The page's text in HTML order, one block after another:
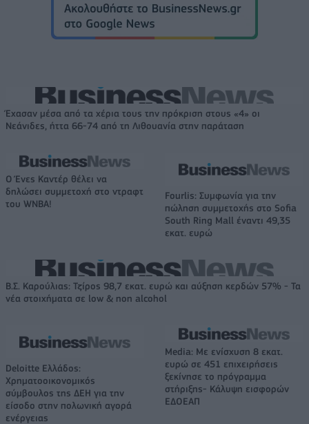
Έχασαν μέσα από τα χέρια τους την πρόκριση στους «4» οι
Νεάνιδες, ήττα 66-74 από τη Λιθουανία στην παράταση
Ο Ένες Καντέρ θέλει να
δηλώσει συμμετοχή στο ντραφτ
του WNBA!
Fourlis: Συμφωνία για την
πώληση συμμετοχής στο Sofia
South Ring Mall έναντι 49,35
εκατ. ευρώ
Β.Σ. Καρούλιας: Τζίρος 98,7 εκατ. ευρώ και αύξηση κερδών 57% - Τα
νέα στοιχήματα σε low & non alcohol
Deloitte Ελλάδος:
Χρηματοοικονομικός
σύμβουλος της ΔΕΗ για την
είσοδο στην πολωνική αγορά
ενέργειας
Media: Με ενίσχυση 8 εκατ.
ευρώ σε 451 επιχειρήσεις
ξεκίνησε το πρόγραμμα
στήριξης- Κάλυψη εισφορών
ΕΔΟΕΑΠ